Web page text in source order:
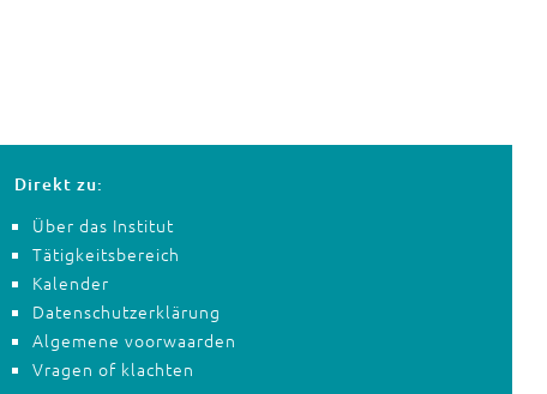
Direkt zu:
Über das Institut
Tätigkeitsbereich
Kalender
Datenschutzerklärung
Algemene voorwaarden
Vragen of klachten